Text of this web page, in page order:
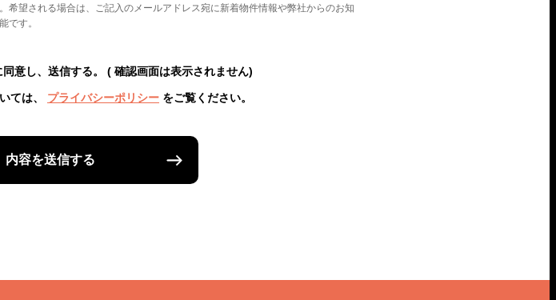
希望される場合は、ご記入のメールアドレス宛に新着物件情報や弊社からのお知
です。
意し、送信する。 ( 確認画面は表示されません)
ては、 プライバシーポリシー をご覧ください。
内容を送信する